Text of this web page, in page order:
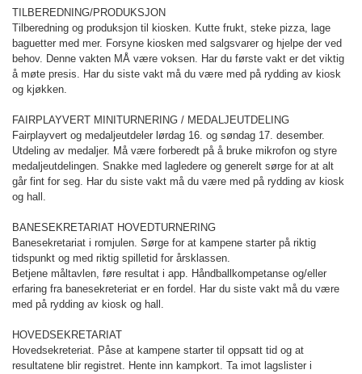
TILBEREDNING/PRODUKSJON
Tilberedning og produksjon til kiosken. Kutte frukt, steke pizza, lage
baguetter med mer. Forsyne kiosken med salgsvarer og hjelpe der ved
behov. Denne vakten MÅ være voksen. Har du første vakt er det viktig
å møte presis. Har du siste vakt må du være med på rydding av kiosk
og kjøkken.
FAIRPLAYVERT MINITURNERING / MEDALJEUTDELING
Fairplayvert og medaljeutdeler lørdag 16. og søndag 17. desember.
Utdeling av medaljer. Må være forberedt på å bruke mikrofon og styre
medaljeutdelingen. Snakke med lagledere og generelt sørge for at alt
går fint for seg. Har du siste vakt må du være med på rydding av kiosk
og hall.
BANESEKRETARIAT HOVEDTURNERING
Banesekretariat i romjulen. Sørge for at kampene starter på riktig
tidspunkt og med riktig spilletid for årsklassen.
Betjene måltavlen, føre resultat i app. Håndballkompetanse og/eller
erfaring fra banesekreteriat er en fordel. Har du siste vakt må du være
med på rydding av kiosk og hall.
HOVEDSEKRETARIAT
Hovedsekreteriat. Påse at kampene starter til oppsatt tid og at
resultatene blir registret. Hente inn kampkort. Ta imot lagslister i